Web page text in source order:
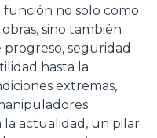
no solo como
sino también
seguridad
hasta la
extremas,
la actualidad, un pilar